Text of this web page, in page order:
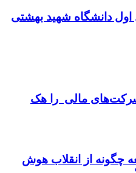
دانشگاه شهید بهشتی
مالی را هک
چگونه از انقلاب هوش